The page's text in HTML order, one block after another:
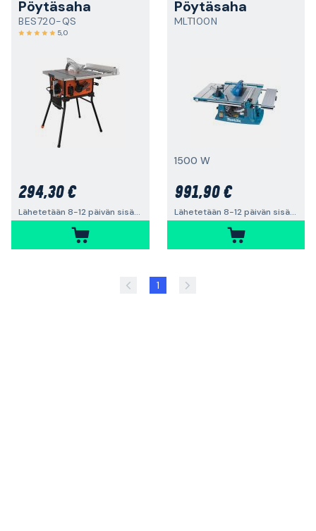
Pöytäsaha
BES720-QS
5,0
294,30 €
Lähetetään 8-12 päivän sisällä
Pöytäsaha
MLT100N
1500 W
991,90 €
Lähetetään 8-12 päivän sisällä
1